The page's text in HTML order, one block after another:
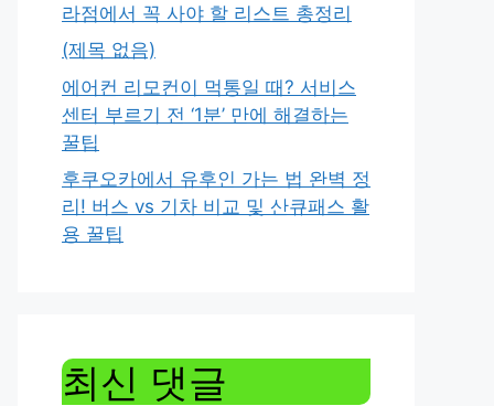
라점에서 꼭 사야 할 리스트 총정리
(제목 없음)
에어컨 리모컨이 먹통일 때? 서비스
센터 부르기 전 ‘1분’ 만에 해결하는
꿀팁
후쿠오카에서 유후인 가는 법 완벽 정
리! 버스 vs 기차 비교 및 산큐패스 활
용 꿀팁
최신 댓글